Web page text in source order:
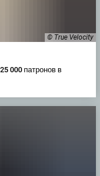
© True Velocity
000 патронов в